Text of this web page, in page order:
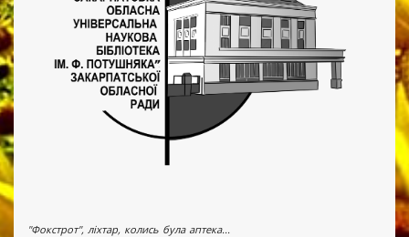
"Фокстрот", ліхтар, колись була аптека...